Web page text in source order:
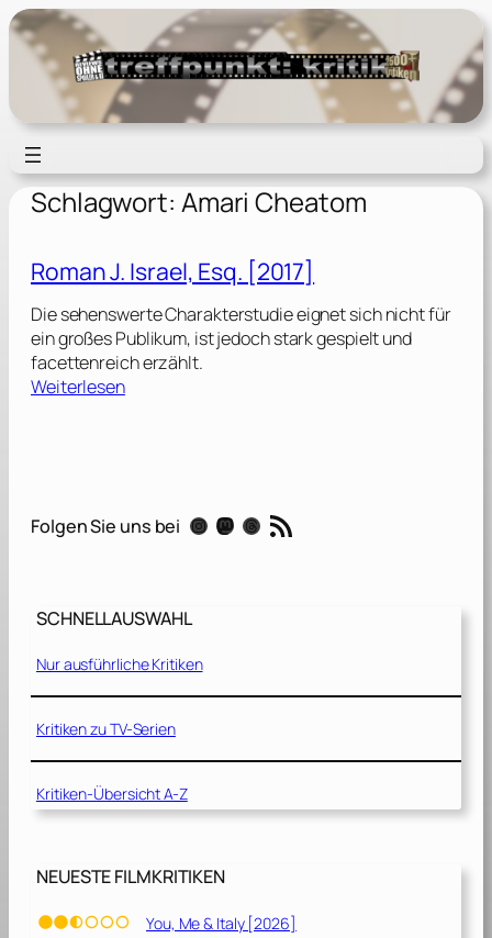
Zum
Inhalt
springen
Schlagwort: Amari Cheatom
Roman J. Israel, Esq. [2017]
Die sehenswerte Charakterstudie eignet sich nicht für
ein großes Publikum, ist jedoch stark gespielt und
facettenreich erzählt.
Weiterlesen:
J
r
e
l
,
q
.
2
1
Folgen Sie uns bei Instagram Mastodon Threads RSS-Feed
SCHNELLAUSWAHL
Nur ausführliche Kritiken
Kritiken zu TV-Serien
Kritiken-Übersicht A-Z
NEUESTE FILMKRITIKEN
You, Me & Italy [2026]